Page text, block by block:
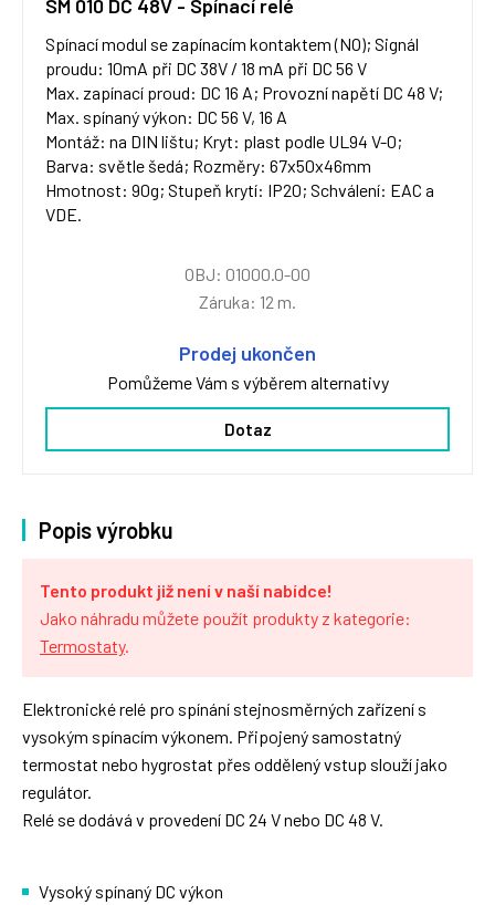
SM 010 DC 48V - Spínací relé
Spínací modul se zapínacím kontaktem (NO); Signál
proudu: 10mA při DC 38V / 18 mA při DC 56 V
Max. zapínací proud: DC 16 A; Provozní napětí DC 48 V;
Max. spínaný výkon: DC 56 V, 16 A
Montáž: na DIN lištu; Kryt: plast podle UL94 V-0;
Barva: světle šedá; Rozměry: 67x50x46mm
Hmotnost: 90g; Stupeň krytí: IP20; Schválení: EAC a
VDE.
OBJ: 01000.0-00
Záruka: 12 m.
Prodej ukončen
Pomůžeme Vám s výběrem alternativy
Dotaz
Popis výrobku
Tento produkt již není v naší nabídce!
Jako náhradu můžete použít produkty z kategorie:
Termostaty.
Elektronické relé pro spínání stejnosměrných zařízení s
vysokým spínacím výkonem. Připojený samostatný
termostat nebo hygrostat přes oddělený vstup slouží jako
regulátor.
Relé se dodává v provedení DC 24 V nebo DC 48 V.
Vysoký spínaný DC výkon